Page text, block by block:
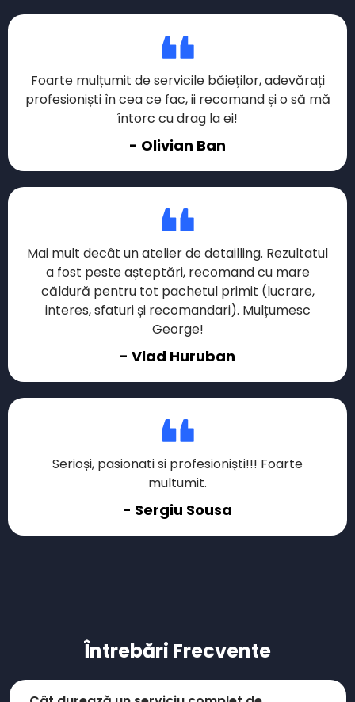
Foarte mulțumit de servicile băieților, adevărați
profesioniști în cea ce fac, ii recomand și o să mă
întorc cu drag la ei!
- Olivian Ban
Mai mult decât un atelier de detailling. Rezultatul
a fost peste așteptări, recomand cu mare
căldură pentru tot pachetul primit (lucrare,
interes, sfaturi și recomandari). Mulțumesc
George!
- Vlad Huruban
Serioși, pasionati si profesioniști!!! Foarte
multumit.
- Sergiu Sousa
Întrebări Frecvente